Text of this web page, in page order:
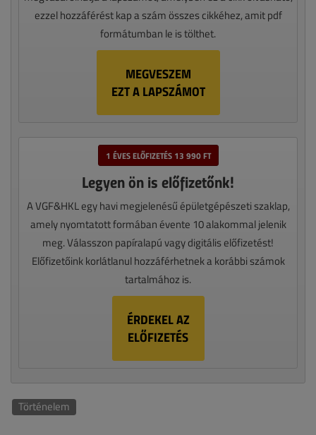
ezzel hozzáférést kap a szám összes cikkéhez, amit pdf
formátumban le is tölthet.
MEGVESZEM
EZT A LAPSZÁMOT
1 ÉVES ELŐFIZETÉS 13 990 FT
Legyen ön is előfizetőnk!
A VGF&HKL egy havi megjelenésű épületgépészeti szaklap,
amely nyomtatott formában évente 10 alakommal jelenik
meg. Válasszon papíralapú vagy digitális előfizetést!
Előfizetőink korlátlanul hozzáférhetnek a korábbi számok
tartalmához is.
ÉRDEKEL AZ
ELŐFIZETÉS
Történelem